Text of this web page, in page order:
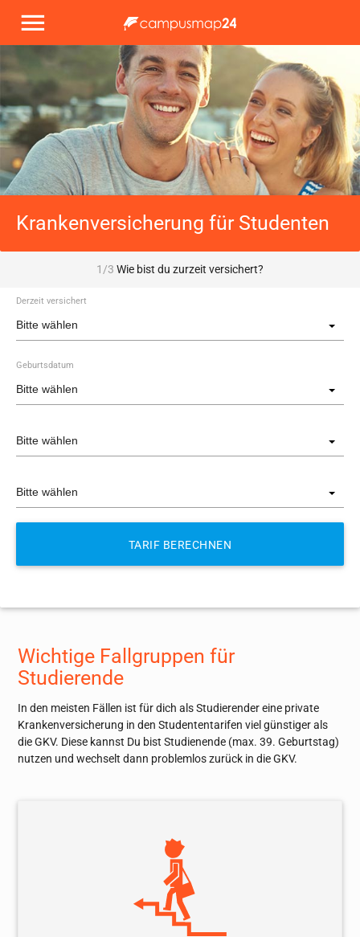
Krankenversicherung für Studenten
1/3 Wie bist du zurzeit versichert?
Bitte wählen
Derzeit versichert
Bitte wählen
Geburtsdatum
Bitte wählen
Bitte wählen
Wichtige Fallgruppen für
Studierende
In den meisten Fällen ist für dich als Studierender eine private
Krankenversicherung in den Studententarifen viel günstiger als
die GKV. Diese kannst Du bist Studienende (max. 39. Geburtstag)
nutzen und wechselt dann problemlos zurück in die GKV.